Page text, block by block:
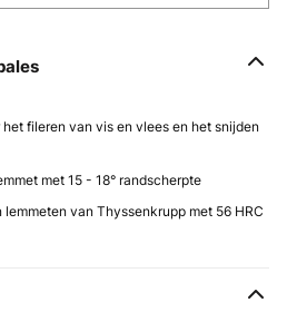
fileren van vis en vlees en het snijden
met 15 - 18° randscherpte
lemmeten van Thyssenkrupp met 56 HRC